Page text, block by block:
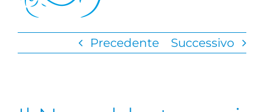
Precedente Successivo